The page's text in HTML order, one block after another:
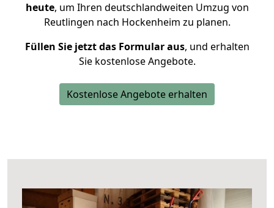
heute, um Ihren deutschlandweiten Umzug von
Reutlingen nach Hockenheim zu planen.
Füllen Sie jetzt das Formular aus, und erhalten
Sie kostenlose Angebote.
Kostenlose Angebote erhalten